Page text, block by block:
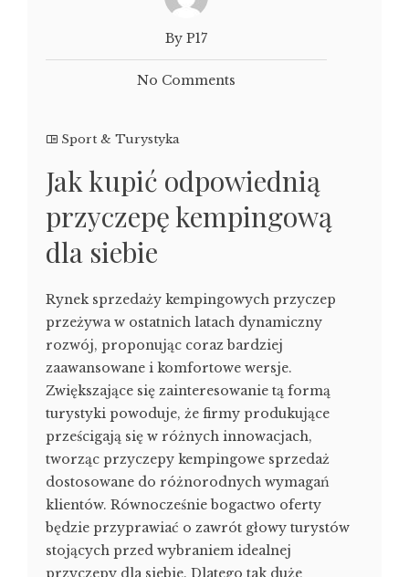
By P17
No Comments
Sport & Turystyka
Jak kupić odpowiednią
przyczepę kempingową
dla siebie
Rynek sprzedaży kempingowych przyczep
przeżywa w ostatnich latach dynamiczny
rozwój, proponując coraz bardziej
zaawansowane i komfortowe wersje.
Zwiększające się zainteresowanie tą formą
turystyki powoduje, że firmy produkujące
prześcigają się w różnych innowacjach,
tworząc przyczepy kempingowe sprzedaż
dostosowane do różnorodnych wymagań
klientów. Równocześnie bogactwo oferty
będzie przyprawiać o zawrót głowy turystów
stojących przed wybraniem idealnej
przyczepy dla siebie. Dlatego tak duże